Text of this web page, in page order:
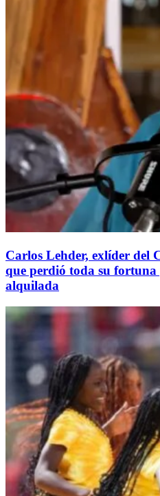
Carlos Lehder, exlíder del
que perdió toda su fortuna
alquilada